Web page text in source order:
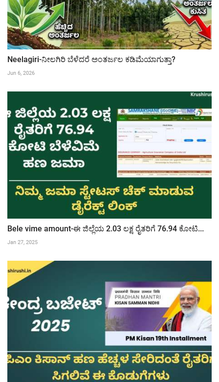
Neelagiri-ನೀಲಗಿರಿ ಬೆಳೆದರೆ ಅಂತರ್ಜಲ ಕಡಿಮೆಯಾಗುತ್ತಾ?
Jun 6, 2026
Bele vime amount-ಈ ಜಿಲ್ಲೆಯ 2.03 ಲಕ್ಷ ರೈತರಿಗೆ 76.94 ಕೋಟಿ...
Jan 27, 2025